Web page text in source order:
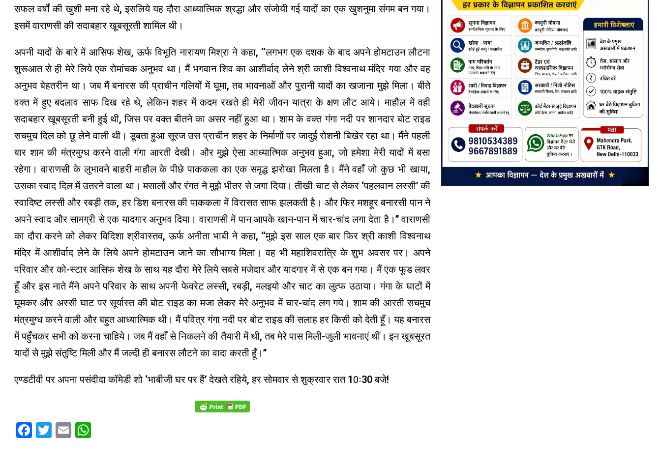
सफल वर्षों की खुशी मना रहे थे, इसलिये यह दौरा आध्यात्मिक श्रद्धा और संजोयी गई यादों का एक खुशनुमा संगम बन गया।
इसमें वाराणसी की सदाबहार खूबसूरती शामिल थी।
अपनी यादों के बारे में आसिफ शेख, ऊर्फ विभूति नारायण मिश्रा ने कहा, ‘‘लगभग एक दशक के बाद अपने होमटाउन लौटना
शुरूआत से ही मेरे लिये एक रोमांचक अनुभव था। मैं भगवान शिव का आशीर्वाद लेने श्री काशी विश्वनाथ मंदिर गया और वह
अनुभव बेहतरीन था। जब मैं बनारस की प्राचीन गलियों में घूमा, तब भावनाओं और पुरानी यादों का खजाना मुझे मिला। बीते
वक्त में हुए बदलाव साफ दिख रहे थे, लेकिन शहर में कदम रखते ही मेरी जीवन यात्रा के क्षण लौट आये। माहौल में वही
सदाबहार खूबसूरती बनी हुई थी, जिस पर वक्त बीतने का असर नहीं हुआ था। शाम के वक्त गंगा नदी पर शानदार बोट राइड
सचमुच दिल को छू लेने वाली थी। डूबता हुआ सूरज उस प्राचीन शहर के निर्माणों पर जादुई रोशनी बिखेर रहा था। मैंने पहली
बार शाम की मंत्रमुग्ध करने वाली गंगा आरती देखी। और मुझे ऐसा आध्यात्मिक अनुभव हुआ, जो हमेशा मेरी यादों में बसा
रहेगा। वाराणसी के लुभावने बाहरी माहौल के पीछे पाककला का एक समृद्ध झरोखा मिलता है। मैंने वहाँ जो कुछ भी खाया,
उसका स्वाद दिल में उतरने वाला था। मसालों और रंगत ने मुझे भीतर से जगा दिया। तीखी चाट से लेकर ‘पहलवान लस्सी’ की
स्वादिष्ट लस्सी और रबड़ी तक, हर डिश बनारस की पाककला में विरासत साफ झलकती है। और फिर मशहूर बनारसी पान ने
अपने स्वाद और सामग्री से एक यादगार अनुभव दिया। वाराणसी में पान आपके खान-पान में चार-चांद लगा देता है।’’ वाराणसी
का दौरा करने को लेकर विदिशा श्रीवास्तव, ऊर्फ अनीता भाबी ने कहा, ‘‘मुझे इस साल एक बार फिर श्री काशी विश्वनाथ
मंदिर में आशीर्वाद लेने के लिये अपने होमटाउन जाने का सौभाग्य मिला। वह भी महाशिवरात्रि के शुभ अवसर पर। अपने
परिवार और को-स्टार आसिफ शेख के साथ यह दौरा मेरे लिये सबसे मजेदार और यादगार में से एक बन गया। मैं एक फूड लवर
हूँ और इस नाते मैंने अपने परिवार के साथ अपनी फेवरेट लस्सी, रबड़ी, मलइयो और चाट का लुत्फ उठाया। गंगा के घाटों में
घूमकर और अस्सी घाट पर सूर्यास्त की बोट राइड का मजा लेकर मेरे अनुभव में चार-चांद लग गये। शाम की आरती सचमुच
मंत्रमुग्ध करने वाली और बहुत आध्यात्मिक थी। मैं पवित्र गंगा नदी पर बोट राइड की सलाह हर किसी को देती हूँ। यह बनारस
में पहुँचकर सभी को करना चाहिये। जब मैं वहाँ से निकलने की तैयारी में थी, तब मेरे पास मिली-जुली भावनाएं थीं। इन खूबसूरत
यादों से मुझे संतुष्टि मिली और मैं जल्दी ही बनारस लौटने का वादा करती हूँ।’’
एण्डटीवी पर अपना पसंदीदा कॉमेडी शो ‘भाबीजी घर पर हैं’ देखते रहिये, हर सोमवार से शुक्रवार रात 10ः30 बजे!
Facebook
Twitter
Email